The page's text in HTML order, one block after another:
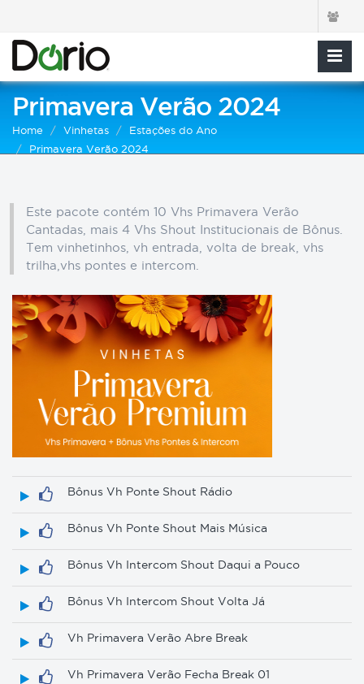
Primavera Verão 2024
Home Vinhetas
Estações do Ano
Primavera Verão 2024
Este pacote contém 10 Vhs Primavera Verão
Cantadas, mais 4 Vhs Shout Institucionais de Bônus.
Tem vinhetinhos, vh entrada, volta de break, vhs
trilha,vhs pontes e intercom.
Bônus Vh Ponte Shout Rádio
Bônus Vh Ponte Shout Mais Música
Bônus Vh Intercom Shout Daqui a Pouco
Bônus Vh Intercom Shout Volta Já
Vh Primavera Verão Abre Break
Vh Primavera Verão Fecha Break 01